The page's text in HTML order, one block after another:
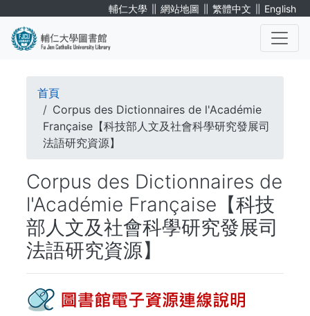
輔仁大學 ∥ 網站地圖 ∥ 繁體中文 ∥ English
導
航
連
結
首頁
Corpus des Dictionnaires de l'Académie
Française【科技部人文及社會科學研究發展司
法語研究資源】
Corpus des Dictionnaires de
l'Académie Française【科技
部人文及社會科學研究發展司
法語研究資源】